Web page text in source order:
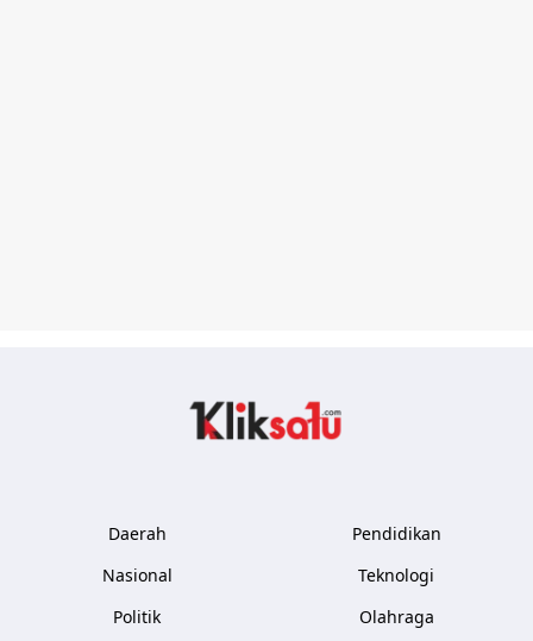
Daerah
Nasional
Politik
Pendidikan
Teknologi
Olahraga